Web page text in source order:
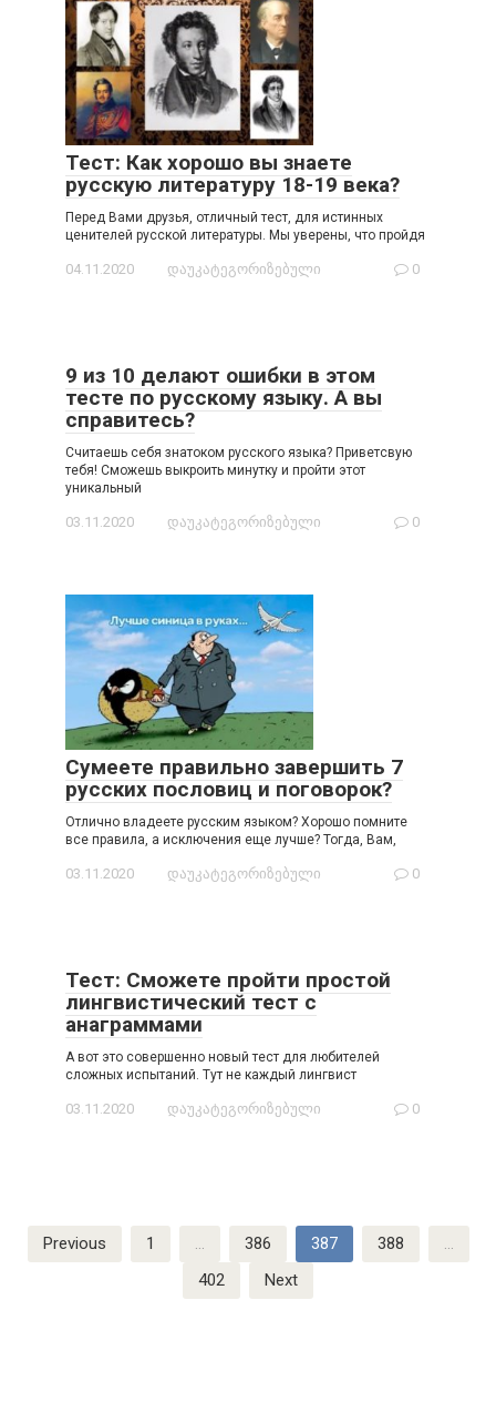
Тест: Как хорошо вы знаете
русскую литературу 18-19 века?
Перед Вами друзья, отличный тест, для истинных
ценителей русской литературы. Мы уверены, что пройдя
04.11.2020 დაუკატეგორიზებული 0
9 из 10 делают ошибки в этом
тесте по русскому языку. А вы
справитесь?
Считаешь себя знатоком русского языка? Приветсвую
тебя! Сможешь выкроить минутку и пройти этот
уникальный
03.11.2020 დაუკატეგორიზებული 0
Сумеете правильно завершить 7
русских пословиц и поговорок?
Отлично владеете русским языком? Хорошо помните
все правила, а исключения еще лучше? Тогда, Вам,
03.11.2020 დაუკატეგორიზებული 0
Тест: Сможете пройти простой
лингвистический тест с
анаграммами
А вот это совершенно новый тест для любителей
сложных испытаний. Тут не каждый лингвист
03.11.2020 დაუკატეგორიზებული 0
Posts
navigation
Previous 1 … 386 387 388
…
402
Next